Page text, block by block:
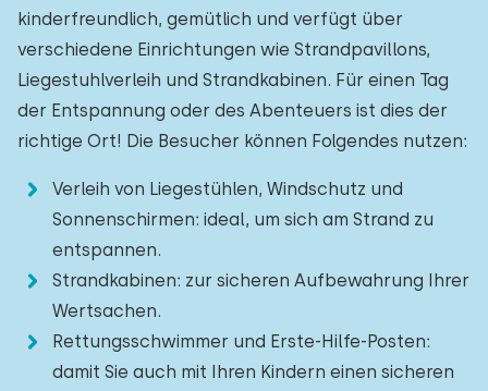
kinderfreundlich, gemütlich und verfügt über
verschiedene Einrichtungen wie Strandpavillons,
Liegestuhlverleih und Strandkabinen. Für einen Tag
der Entspannung oder des Abenteuers ist dies der
richtige Ort! Die Besucher können Folgendes nutzen:
Verleih von Liegestühlen, Windschutz und
Sonnenschirmen: ideal, um sich am Strand zu
entspannen.
Strandkabinen: zur sicheren Aufbewahrung Ihrer
Wertsachen.
Rettungsschwimmer und Erste-Hilfe-Posten:
damit Sie auch mit Ihren Kindern einen sicheren